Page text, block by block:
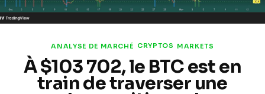
decentralized autonomous
robotics, smart cities, and ESG
ANALYSE DE MARCHÉ CRYPTOS MARKETS
À $103 702, le BTC est en
train de traverser une